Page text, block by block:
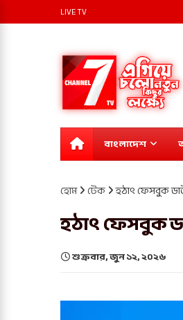
LIVE TV
বাংলাদেশ
হোম টেক হঠাৎ ফেসবুক
হঠাৎ ফেসবুক
শুক্রবার, জুন ১২, ২০২৬